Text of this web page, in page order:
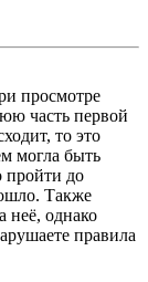
просмотре
часть первой
то это
могла быть
пройти до
Также
неё, однако
правила